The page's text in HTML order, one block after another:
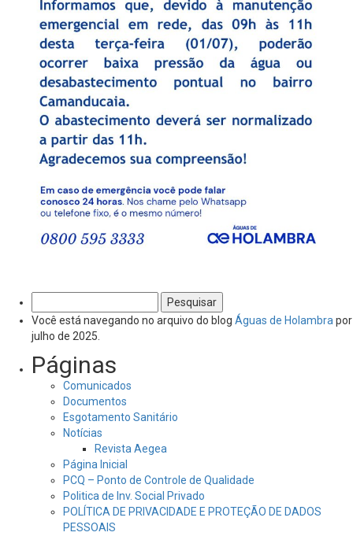
por:
Você está navegando no arquivo do blog Águas de Holambra por
julho de 2025.
Páginas
Comunicados
Documentos
Esgotamento Sanitário
Notícias
Revista Aegea
Página Inicial
PCQ – Ponto de Controle de Qualidade
Politica de Inv. Social Privado
POLÍTICA DE PRIVACIDADE E PROTEÇÃO DE DADOS
PESSOAIS